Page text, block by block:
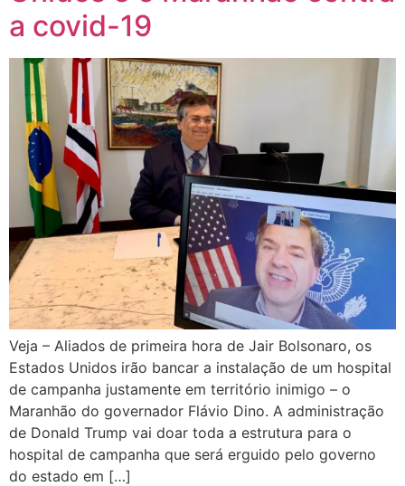
a covid-19
Veja – Aliados de primeira hora de Jair Bolsonaro, os
Estados Unidos irão bancar a instalação de um hospital
de campanha justamente em território inimigo – o
Maranhão do governador Flávio Dino. A administração
de Donald Trump vai doar toda a estrutura para o
hospital de campanha que será erguido pelo governo
do estado em […]